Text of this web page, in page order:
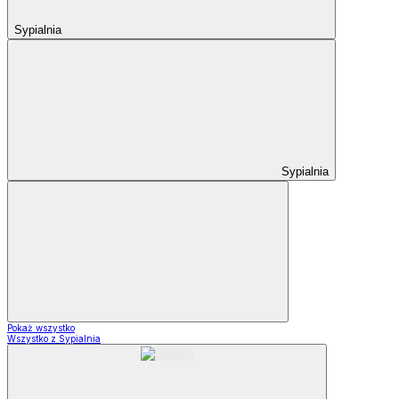
Sypialnia
Sypialnia
Pokaż wszystko
Wszystko z Sypialnia